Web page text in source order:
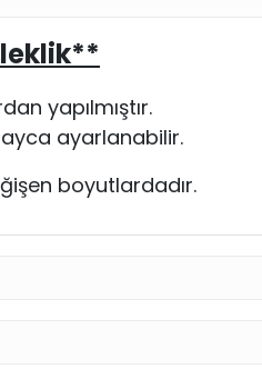
yapılmıştır.
ayarlanabilir.
boyutlardadır.